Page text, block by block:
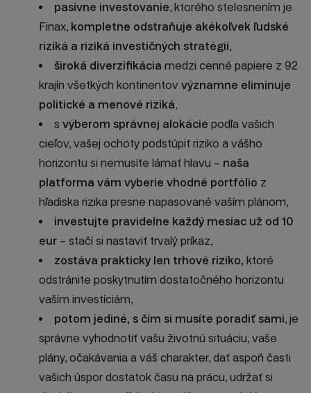
pasívne investovanie, ktorého stelesnením je
Finax, kompletne odstraňuje akékoľvek ľudské
riziká a riziká investičných stratégií,
široká diverzifikácia medzi cenné papiere z 92
krajín všetkých kontinentov významne eliminuje
politické a menové riziká,
s výberom správnej alokácie podľa vašich
cieľov, vašej ochoty podstúpiť riziko a vášho
horizontu si nemusíte lámať hlavu – naša
platforma vám vyberie vhodné portfólio z
hľadiska rizika presne napasované vaším plánom,
investujte pravidelne každý mesiac už od 10
eur – stačí si nastaviť trvalý príkaz,
zostáva prakticky len trhové riziko, ktoré
odstránite poskytnutím dostatočného horizontu
vaším investíciám,
potom jediné, s čím si musíte poradiť sami, je
správne vyhodnotiť vašu životnú situáciu, vaše
plány, očakávania a váš charakter, dať aspoň časti
vašich úspor dostatok času na prácu, udržať si